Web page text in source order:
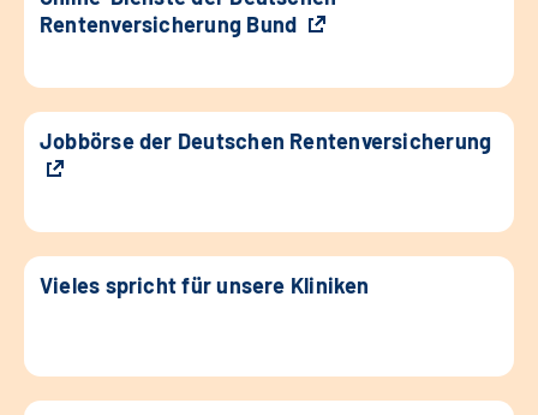
Rentenversicherung Bund
Jobbörse der Deutschen Rentenversicherung
Vieles spricht für unsere Kliniken